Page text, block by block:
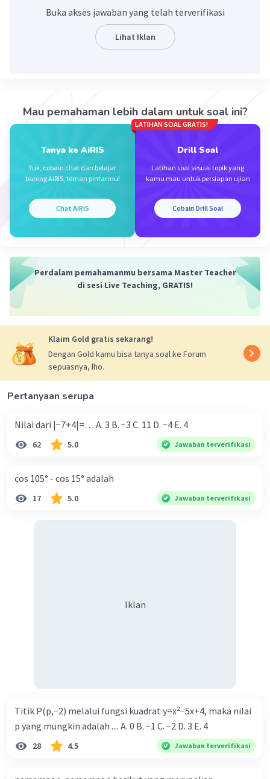
Balas
Iklan
Buka akses jawaban yang telah terverifikasi
Lihat Iklan
Mau pemahaman lebih dalam untuk soal ini?
Tanya ke AiRIS
Yuk, cobain chat dan belajar
bareng AiRIS, teman pintarmu!
Chat AiRIS
LATIHAN SOAL GRATIS!
Drill Soal
Latihan soal sesuai topik yang
kamu mau untuk persiapan ujian
Cobain Drill Soal
Perdalam pemahamanmu bersama Master Teacher
di sesi Live Teaching, GRATIS!
Klaim Gold gratis sekarang!
Dengan Gold kamu bisa tanya soal ke Forum
sepuasnya, lho.
Pertanyaan serupa
Nilai dari |−7+4|=… A. 3 B. −3 C. 11 D. −4 E. 4
62 5.0 Jawaban terverifikasi
cos 105° - cos 15° adalah
17 5.0 Jawaban terverifikasi
Iklan
Titik P(p,−2) melalui fungsi kuadrat y=x²−5x+4, maka nilai
p yang mungkin adalah .... A. 0 B. −1 C. −2 D. 3 E. 4
28 4.5 Jawaban terverifikasi